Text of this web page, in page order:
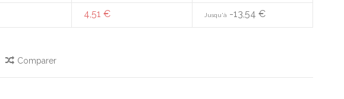
4,51 € Jusqu'à -13,54 €
Comparer